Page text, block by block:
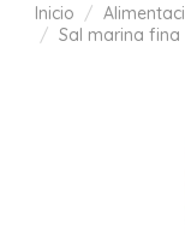
Inicio
Sal marina fina